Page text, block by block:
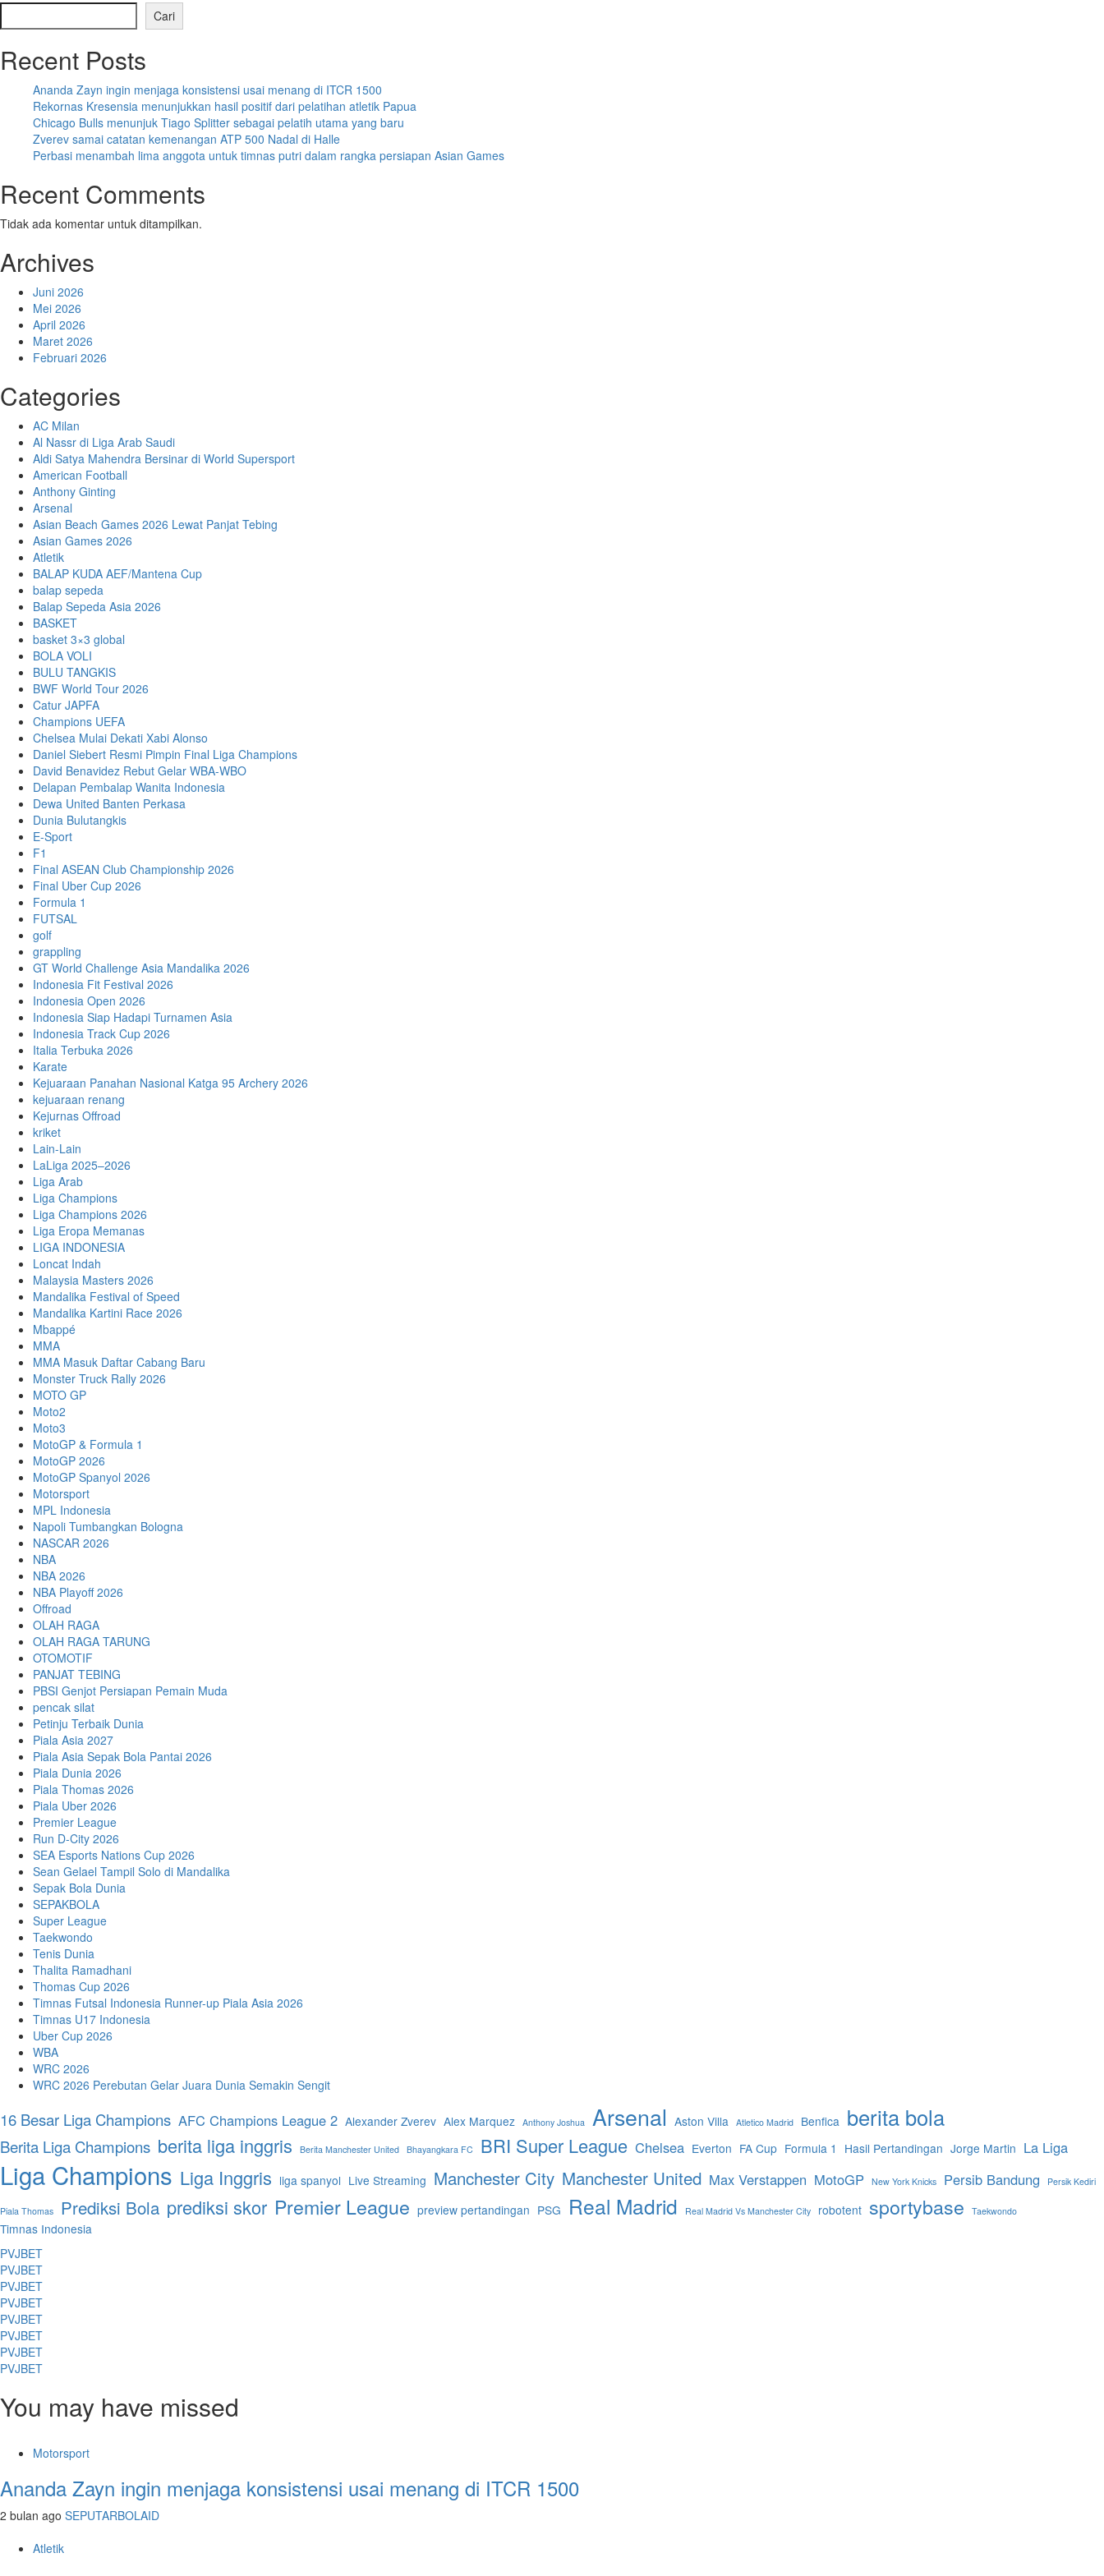
Cari
Recent Posts
Ananda Zayn ingin menjaga konsistensi usai menang di ITCR 1500
Rekornas Kresensia menunjukkan hasil positif dari pelatihan atletik Papua
Chicago Bulls menunjuk Tiago Splitter sebagai pelatih utama yang baru
Zverev samai catatan kemenangan ATP 500 Nadal di Halle
Perbasi menambah lima anggota untuk timnas putri dalam rangka persiapan Asian Games
Recent Comments
Tidak ada komentar untuk ditampilkan.
Archives
Juni 2026
Mei 2026
April 2026
Maret 2026
Februari 2026
Categories
AC Milan
Al Nassr di Liga Arab Saudi
Aldi Satya Mahendra Bersinar di World Supersport
American Football
Anthony Ginting
Arsenal
Asian Beach Games 2026 Lewat Panjat Tebing
Asian Games 2026
Atletik
BALAP KUDA AEF/Mantena Cup
balap sepeda
Balap Sepeda Asia 2026
BASKET
basket 3×3 global
BOLA VOLI
BULU TANGKIS
BWF World Tour 2026
Catur JAPFA
Champions UEFA
Chelsea Mulai Dekati Xabi Alonso
Daniel Siebert Resmi Pimpin Final Liga Champions
David Benavidez Rebut Gelar WBA-WBO
Delapan Pembalap Wanita Indonesia
Dewa United Banten Perkasa
Dunia Bulutangkis
E-Sport
F1
Final ASEAN Club Championship 2026
Final Uber Cup 2026
Formula 1
FUTSAL
golf
grappling
GT World Challenge Asia Mandalika 2026
Indonesia Fit Festival 2026
Indonesia Open 2026
Indonesia Siap Hadapi Turnamen Asia
Indonesia Track Cup 2026
Italia Terbuka 2026
Karate
Kejuaraan Panahan Nasional Katga 95 Archery 2026
kejuaraan renang
Kejurnas Offroad
kriket
Lain-Lain
LaLiga 2025–2026
Liga Arab
Liga Champions
Liga Champions 2026
Liga Eropa Memanas
LIGA INDONESIA
Loncat Indah
Malaysia Masters 2026
Mandalika Festival of Speed
Mandalika Kartini Race 2026
Mbappé
MMA
MMA Masuk Daftar Cabang Baru
Monster Truck Rally 2026
MOTO GP
Moto2
Moto3
MotoGP & Formula 1
MotoGP 2026
MotoGP Spanyol 2026
Motorsport
MPL Indonesia
Napoli Tumbangkan Bologna
NASCAR 2026
NBA
NBA 2026
NBA Playoff 2026
Offroad
OLAH RAGA
OLAH RAGA TARUNG
OTOMOTIF
PANJAT TEBING
PBSI Genjot Persiapan Pemain Muda
pencak silat
Petinju Terbaik Dunia
Piala Asia 2027
Piala Asia Sepak Bola Pantai 2026
Piala Dunia 2026
Piala Thomas 2026
Piala Uber 2026
Premier League
Run D-City 2026
SEA Esports Nations Cup 2026
Sean Gelael Tampil Solo di Mandalika
Sepak Bola Dunia
SEPAKBOLA
Super League
Taekwondo
Tenis Dunia
Thalita Ramadhani
Thomas Cup 2026
Timnas Futsal Indonesia Runner-up Piala Asia 2026
Timnas U17 Indonesia
Uber Cup 2026
WBA
WRC 2026
WRC 2026 Perebutan Gelar Juara Dunia Semakin Sengit
16 Besar Liga Champions AFC Champions League 2 Alexander Zverev Alex Marquez Anthony Joshua Arsenal Aston Villa Atletico Madrid Benfica berita bola
Berita Liga Champions berita liga inggris Berita Manchester United Bhayangkara FC BRI Super League Chelsea Everton FA Cup Formula 1 Hasil Pertandingan Jorge Martin La Liga
Liga Champions Liga Inggris liga spanyol Live Streaming Manchester City Manchester United Max Verstappen MotoGP New York Knicks Persib Bandung Persik Kediri
Piala Thomas Prediksi Bola prediksi skor Premier League preview pertandingan PSG Real Madrid Real Madrid Vs Manchester City robotent sportybase Taekwondo
Timnas Indonesia
PVJBET
PVJBET
PVJBET
PVJBET
PVJBET
PVJBET
PVJBET
PVJBET
You may have missed
Motorsport
Ananda Zayn ingin menjaga konsistensi usai menang di ITCR 1500
2 bulan ago SEPUTARBOLAID
Atletik